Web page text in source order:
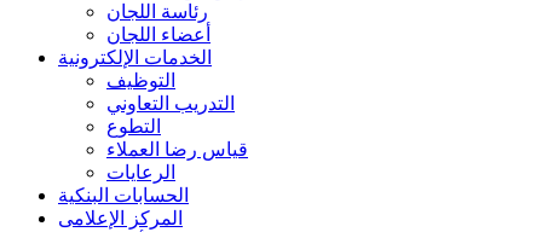
رئاسة اللجان
أعضاء اللجان
الخدمات الإلكترونية
التوظيف
التدريب التعاوني
التطوع
قياس رضا العملاء
الرعايات
الحسابات البنكية
المركز الإعلامى